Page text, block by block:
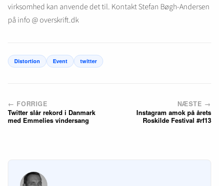
virksomhed kan anvende det til. Kontakt Stefan Bøgh-Andersen
på info @ overskrift.dk
Distortion Event twitter
← FORRIGE
Twitter slår rekord i Danmark
med Emmelies vindersang
NÆSTE →
Instagram amok på årets
Roskilde Festival #rf13